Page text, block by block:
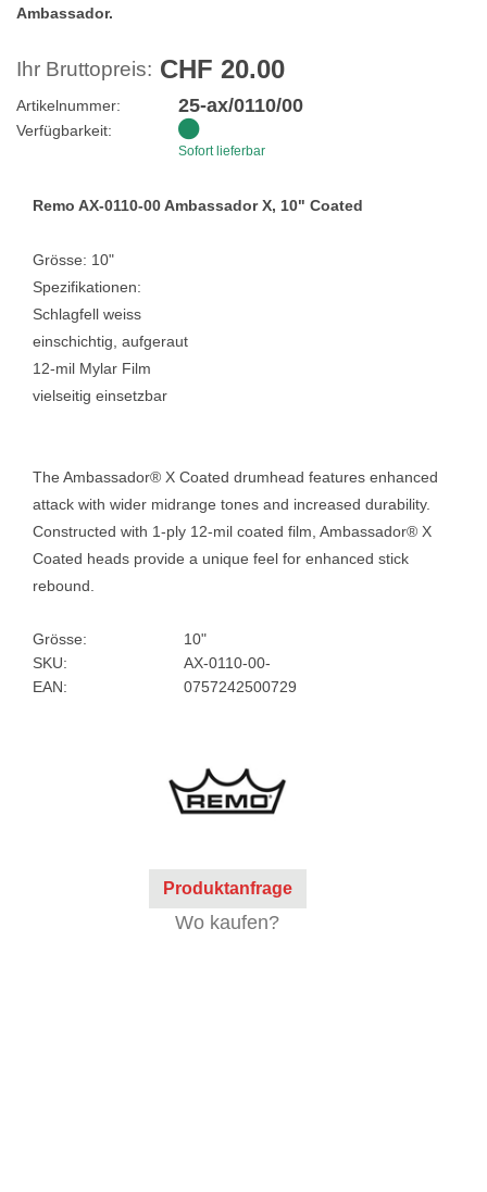
Ambassador.
Ihr Bruttopreis: CHF 20.00
Artikelnummer: 25-ax/0110/00
Verfügbarkeit:
Sofort lieferbar
Remo AX-0110-00 Ambassador X, 10" Coated
Grösse: 10"
Spezifikationen:
Schlagfell weiss
einschichtig, aufgeraut
12-mil Mylar Film
vielseitig einsetzbar
The Ambassador® X Coated drumhead features enhanced
attack with wider midrange tones and increased durability.
Constructed with 1-ply 12-mil coated film, Ambassador® X
Coated heads provide a unique feel for enhanced stick
rebound.
Grösse:
10"
SKU:
AX-0110-00-
EAN:
0757242500729
Produktanfrage
Wo kaufen?